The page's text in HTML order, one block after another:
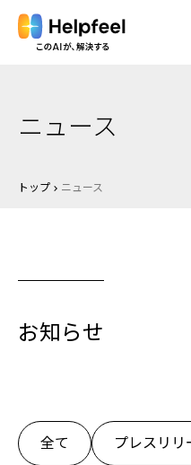
ニュース
トップ keyboard_arrow_right ニュース
お知らせ
全て プレスリリ